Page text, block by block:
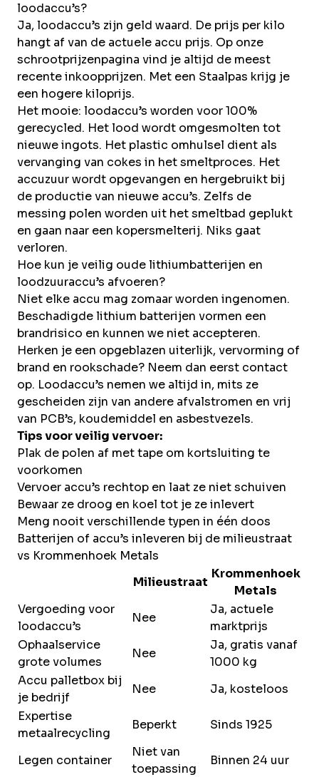
loodaccu’s?
Ja, loodaccu’s zijn geld waard. De prijs per kilo
hangt af van de actuele accu prijs. Op onze
schrootprijzenpagina vind je altijd de meest
recente inkoopprijzen. Met een Staalpas krijg je
een hogere kiloprijs.
Het mooie: loodaccu’s worden voor 100%
gerecycled. Het lood wordt omgesmolten tot
nieuwe ingots. Het plastic omhulsel dient als
vervanging van cokes in het smeltproces. Het
accuzuur wordt opgevangen en hergebruikt bij
de productie van nieuwe accu’s. Zelfs de
messing polen worden uit het smeltbad geplukt
en gaan naar een kopersmelterij. Niks gaat
verloren.
Hoe kun je veilig oude lithiumbatterijen en
loodzuuraccu’s afvoeren?
Niet elke accu mag zomaar worden ingenomen.
Beschadigde lithium batterijen vormen een
brandrisico en kunnen we niet accepteren.
Herken je een opgeblazen uiterlijk, vervorming of
brand en rookschade? Neem dan eerst contact
op. Loodaccu’s nemen we altijd in, mits ze
gescheiden zijn van andere afvalstromen en vrij
van PCB’s, koudemiddel en asbestvezels.
Tips voor veilig vervoer:
Plak de polen af met tape om kortsluiting te
voorkomen
Vervoer accu’s rechtop en laat ze niet schuiven
Bewaar ze droog en koel tot je ze inlevert
Meng nooit verschillende typen in één doos
Batterijen of accu’s inleveren bij de milieustraat
vs Krommenhoek Metals
Milieustraat
Krommenhoek
Metals
Vergoeding voor
loodaccu’s
Nee
Ja, actuele
marktprijs
Ophaalservice
grote volumes
Nee
Ja, gratis vanaf
1000 kg
Accu palletbox bij
je bedrijf
Nee
Ja, kosteloos
Expertise
metaalrecycling
Beperkt Sinds 1925
Legen container
Niet van
toepassing
Binnen 24 uur